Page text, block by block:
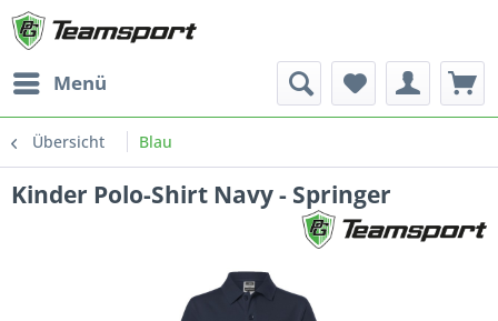
Menü
Übersicht Blau
Kinder Polo-Shirt Navy - Springer